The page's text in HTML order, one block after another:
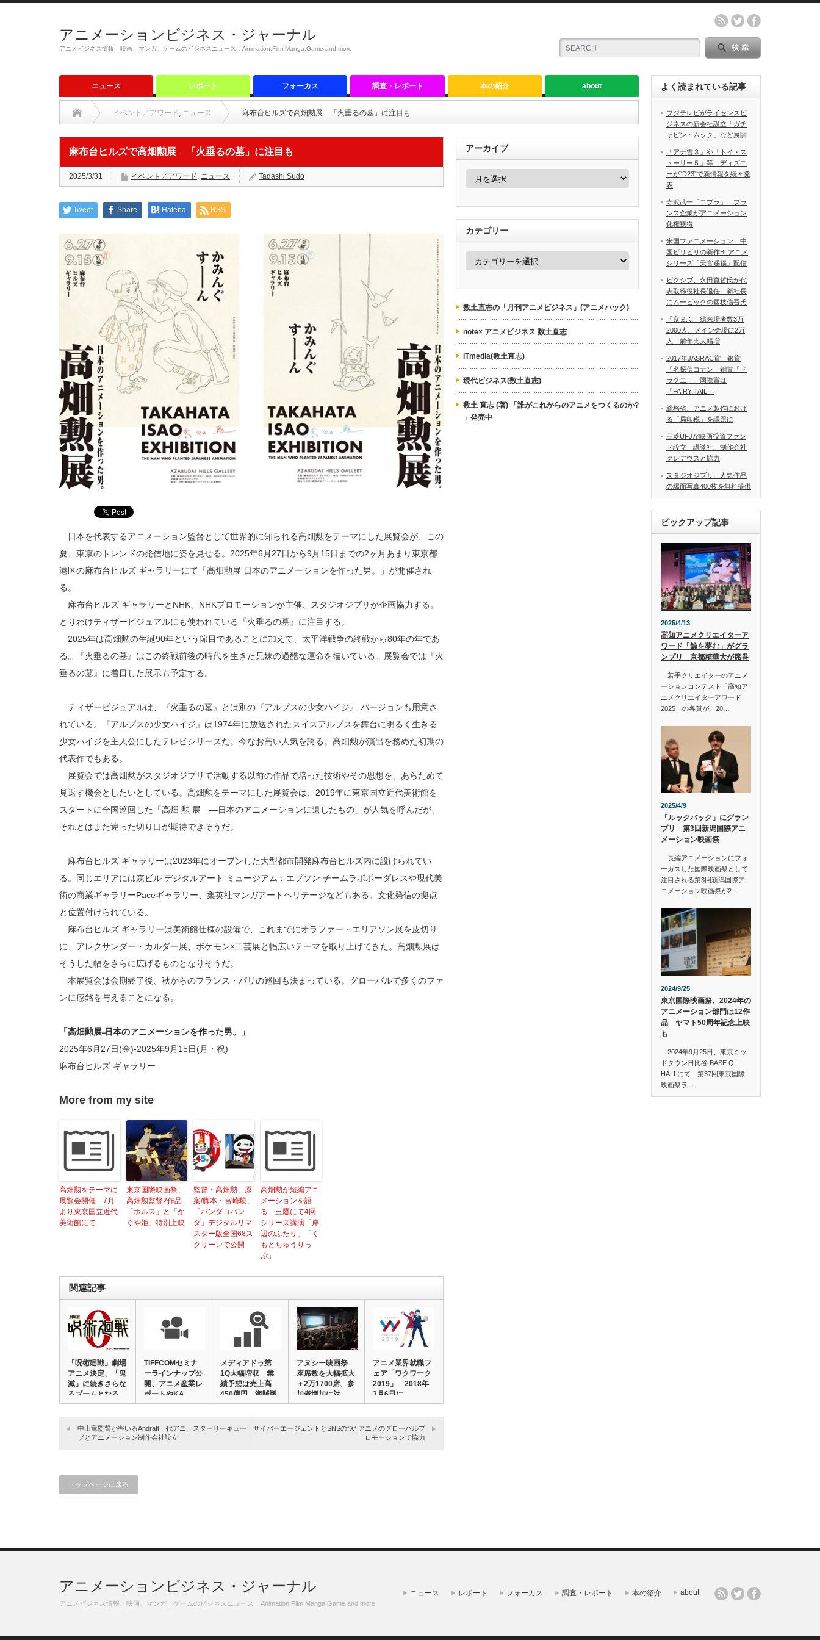
アニメーションビジネス・ジャーナル
アニメビジネス情報、映画、マンガ、ゲームのビジネスニュース：Animation,Film,Manga,Game and more
ニュース レポート フォーカス 調査・レポート 本の紹介 about
イベント／アワード , ニュース 麻布台ヒルズで高畑勲展 「火垂るの墓」に注目も
麻布台ヒルズで高畑勲展 「火垂るの墓」に注目も
2025/3/31 イベント／アワード, ニュース Tadashi Sudo
Tweet Share Hatena RSS
日本を代表するアニメーション監督として世界的に知られる高畑勲をテーマにした展覧会が、この
夏、東京のトレンドの発信地に姿を見せる。2025年6月27日から9月15日までの2ヶ月あまり東京都
港区の麻布台ヒルズ ギャラリーにて「高畑勲展 ̶日本のアニメーションを作った男。」が開催され
る。
麻布台ヒルズ ギャラリーとNHK、NHKプロモーションが主催、スタジオジブリが企画協力する。
とりわけティザービジュアルにも使われている『火垂るの墓』に注目する。
2025年は高畑勲の生誕90年という節目であることに加えて、太平洋戦争の終戦から80年の年であ
る。『火垂るの墓』はこの終戦前後の時代を生きた兄妹の過酷な運命を描いている。展覧会では『火
垂るの墓』に着目した展示も予定する。
ティザービジュアルは、『火垂るの墓』とは別の『アルプスの少女ハイジ』 バージョンも用意さ
れている。『アルプスの少女ハイジ』は1974年に放送されたスイスアルプスを舞台に明るく生きる
少女ハイジを主人公にしたテレビシリーズだ。今なお高い人気を誇る。高畑勲が演出を務めた初期の
代表作でもある。
展覧会では高畑勲がスタジオジブリで活動する以前の作品で培った技術やその思想を、あらためて
見返す機会としたいとしている。高畑勲をテーマにした展覧会は、2019年に東京国立近代美術館を
スタートに全国巡回した「高畑 勲 展 ―日本のアニメーションに遺したもの」が人気を呼んだが、
それとはまた違った切り口が期待できそうだ。
麻布台ヒルズ ギャラリーは2023年にオープンした大型都市開発麻布台ヒルズ内に設けられてい
る。同じエリアには森ビル デジタルアート ミュージアム：エプソン チームラボボーダレスや現代美
術の商業ギャラリーPaceギャラリー、集英社マンガアートヘリテージなどもある。文化発信の拠点
と位置付けられている。
麻布台ヒルズ ギャラリーは美術館仕様の設備で、これまでにオラファー・エリアソン展を皮切り
に、アレクサンダー・カルダー展、ポケモン×工芸展と幅広いテーマを取り上げてきた。高畑勲展は
そうした幅をさらに広げるものとなりそうだ。
本展覧会は会期終了後、秋からのフランス・パリの巡回も決まっている。グローバルで多くのファ
ンに感銘を与えることになる。
「高畑勲展 ̶日本のアニメーションを作った男。」
2025年6月27日(金)-2025年9月15日(月・祝)
麻布台ヒルズ ギャラリー
More from my site
高畑勲をテーマに
展覧会開催 7月
より東京国立近代
美術館にて
東京国際映画祭、
高畑勲監督2作品
「ホルス」と「か
ぐや姫」特別上映
監督・高畑勲、原
案/脚本・宮崎駿、
「パンダコパン
ダ」デジタルリマ
スター版全国68ス
クリーンで公開
高畑勲が短編アニ
メーションを語
る 三鷹にて4回
シリーズ講演「岸
辺のふたり」「く
もとちゅうりっ
ぷ」
関連記事
「呪術廻戦」劇場
アニメ決定、「鬼
滅」に続きさらな
るブームとなる
か…
TIFFCOMセミナ
ーラインナップ公
開、アニメ産業レ
ポートやKA…
メディアドゥ第
1Q大幅増収 業
績予想は売上高
450億円、海賊版
サ…
アヌシー映画祭
座席数を大幅拡大
＋2万1700席、参
加者増加に対…
アニメ業界就職フ
ェア「ワクワーク
2019」 2018年
3月6日に…
中山竜監督が率いるAndraft 代アニ、スターリーキュー
ブとアニメーション制作会社設立
サイバーエージェントとSNSの”X“ アニメのグローバルプ
ロモーションで協力
トップページに戻る
アーカイブ
ア
ブ
カテゴリー
カ
ー
数土直志の「月刊アニメビジネス」(アニメハック)
note× アニメビジネス 数土直志
ITmedia(数土直志)
現代ビジネス(数土直志)
数土 直志 (著) 「誰がこれからのアニメをつくるのか?
」発売中
よく読まれている記事
フジテレビがライセンスビ
ジネスの新会社設立「ガチ
ャピン・ムック」など展開
「アナ雪３」や「トイ・ス
トーリー５」等 ディズニ
ーが“D23”で新情報を続々発
表
寺沢武一「コブラ」 フラ
ンス企業がアニメーション
化権獲得
米国ファニメーション、中
国ビリビリの新作BLアニメ
シリーズ「天官赐福」配信
ピクシブ、永田寛哲氏が代
表取締役社長退任 新社長
にムービックの國枝信吾氏
「京まふ」総来場者数3万
2000人、メイン会場に2万
人 前年比大幅増
2017年JASRAC賞 銀賞
「名探偵コナン」銅賞「ド
ラクエ」、国際賞は
「FAIRY TAIL」
総務省、アニメ製作におけ
る「局印税」を課題に
三菱UFJが映画投資ファン
ド設立 講談社、制作会社
クレデウスと協力
スタジオジブリ、人気作品
の場面写真400枚を無料提供
ピックアップ記事
2025/4/13
高知アニメクリエイターア
ワード「鯨を夢む」がグラ
ンプリ 京都精華大が席巻
若手クリエイターのアニメ
ーションコンテスト「高知ア
ニメクリエイターアワード
2025」の各賞が、20…
2025/4/9
「ルックバック」にグラン
プリ 第3回新潟国際アニ
メーション映画祭
長編アニメーションにフォ
ーカスした国際映画祭として
注目される第3回新潟国際ア
ニメーション映画祭が2…
2024/9/25
東京国際映画祭、2024年の
アニメーション部門は12作
品 ヤマト50周年記念上映
も
2024年9月25日、東京ミッ
ドタウン日比谷 BASE Q
HALLにて、第37回東京国際
映画祭ラ…
アニメーションビジネス・ジャーナル
アニメビジネス情報、映画、マンガ、ゲームのビジネスニュース：Animation,Film,Manga,Game and more
ニュース レポート フォーカス 調査・レポート 本の紹介 about